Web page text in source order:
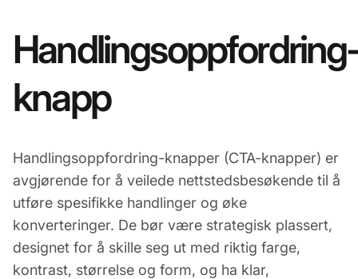
knapp
Handlingsoppfordring-knapper (CTA-knapper) er
avgjørende for å veilede nettstedsbesøkende til å
utføre spesifikke handlinger og øke
konverteringer. De bør være strategisk plassert,
designet for å skille seg ut med riktig farge,
kontrast, størrelse og form, og ha klar,